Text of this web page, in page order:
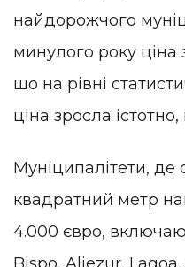
найдорожчого
минулого року ціна
що на рівні
ціна зросла істотно,
Муніципалітети, де
квадратний метр
4.000 євро,